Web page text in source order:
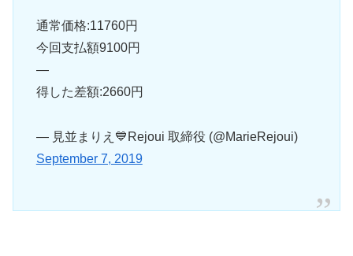
通常価格:11760円
今回支払額9100円
—
得した差額:2660円
— 見並まりえ💙Rejoui 取締役 (@MarieRejoui)
September 7, 2019